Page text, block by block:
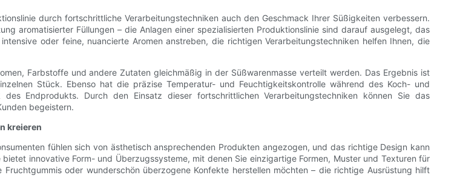
durch fortschrittliche Verarbeitungstechniken auch den Geschmack Ihrer Süßigkeiten verbessern.
aromatisierter Füllungen – die Anlagen einer spezialisierten Produktionslinie sind darauf ausgelegt, das
oder feine, nuancierte Aromen anstreben, die richtigen Verarbeitungstechniken helfen Ihnen, die
Farbstoffe und andere Zutaten gleichmäßig in der Süßwarenmasse verteilt werden. Das Ergebnis ist
Stück. Ebenso hat die präzise Temperatur- und Feuchtigkeitskontrolle während des Koch- und
Endprodukts. Durch den Einsatz dieser fortschrittlichen Verarbeitungstechniken können Sie das
begeistern.
kreieren
fühlen sich von ästhetisch ansprechenden Produkten angezogen, und das richtige Design kann
innovative Form- und Überzugssysteme, mit denen Sie einzigartige Formen, Muster und Texturen für
oder wunderschön überzogene Konfekte herstellen möchten – die richtige Ausrüstung hilft